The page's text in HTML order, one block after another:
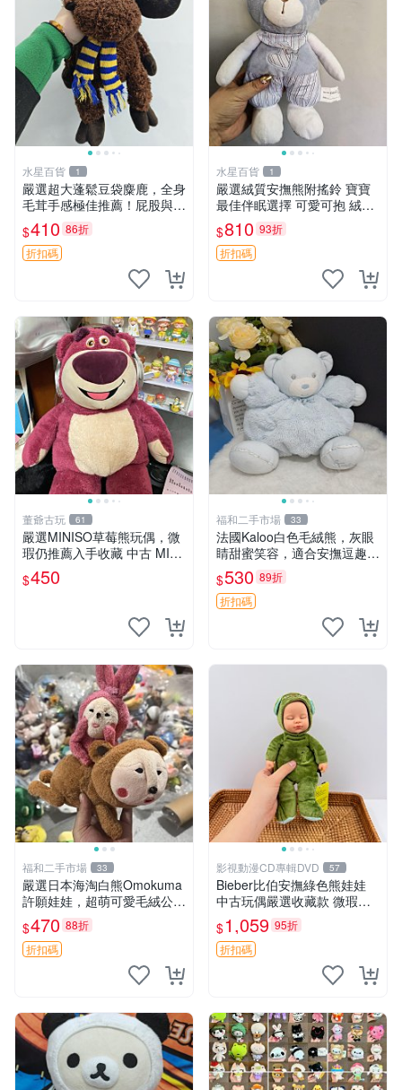
水星百貨 1
嚴選超大蓬鬆豆袋麋鹿，全身
毛茸手感極佳推薦！屁股與四
肢填充均勻，適合收藏與孩童
共賞。 麋鹿 豆袋 毛茸玩具
$410 86折
折扣碼
水星百貨 1
嚴選絨質安撫熊附搖鈴 寶寶
最佳伴眠選擇 可愛可抱 絨毛
玩具 安撫熊 嬰兒用
$810 93折
折扣碼
董爺古玩 61
嚴選MINISO草莓熊玩偶，微
瑕仍推薦入手收藏 中古 MINI
SO 草莓熊 玩具 收藏
$450
福和二手市場 33
法國Kaloo白色毛絨熊，灰眼
睛甜蜜笑容，適合安撫逗趣可
愛，柔軟面料手感佳。14 白
色安撫熊 毛絨玩具 寶寶逗樂
具
$530 89折
折扣碼
福和二手市場 33
嚴選日本海淘白熊Omokuma
許願娃娃，超萌可愛毛絨公仔
推薦收藏 白熊 Omokuma 毛
絨玩具 偽裝娃娃 玩具擺飾
$470 88折
折扣碼
影視動漫CD專輯DVD 57
Bieber比伯安撫綠色熊娃娃
中古玩偶嚴選收藏款 微瑕輕
度使用 Bieber綠熊娃娃 中古
玩偶 微瑕
$1,059 95折
折扣碼